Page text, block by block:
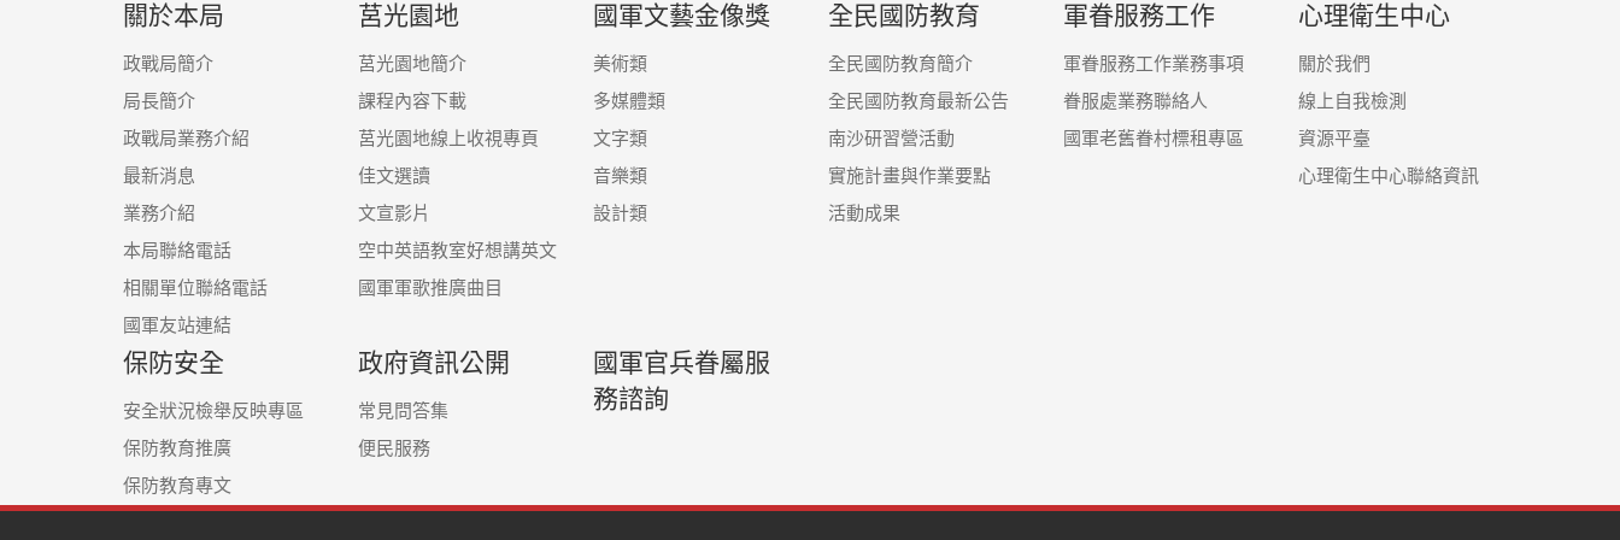
關於本局
政戰局簡介
局長簡介
政戰局業務介紹
最新消息
業務介紹
本局聯絡電話
相關單位聯絡電話
國軍友站連結
莒光園地
莒光園地簡介
課程內容下載
莒光園地線上收視專頁
佳文選讀
文宣影片
空中英語教室好想講英文
國軍軍歌推廣曲目
國軍文藝金像獎
美術類
多媒體類
文字類
音樂類
設計類
全民國防教育
全民國防教育簡介
全民國防教育最新公告
南沙研習營活動
實施計畫與作業要點
活動成果
軍眷服務工作
軍眷服務工作業務事項
眷服處業務聯絡人
國軍老舊眷村標租專區
心理衛生中心
關於我們
線上自我檢測
資源平臺
心理衛生中心聯絡資訊
保防安全
安全狀況檢舉反映專區
保防教育推廣
保防教育專文
政府資訊公開
常見問答集
便民服務
國軍官兵眷屬服
務諮詢